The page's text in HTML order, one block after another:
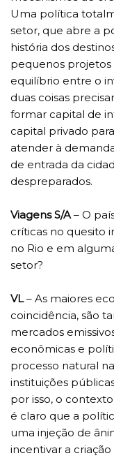
Uma política
setor, que abre a
história dos
pequenos projetos
equilíbrio entre o
duas coisas
formar capital de
capital privado
atender à
de entrada da
despreparados.
Viagens S/A– O
críticas no quesito
no Rio e em
setor?
VL– As maiores
coincidência, são
mercados
econômicas e
processo natural
instituições
por isso, o
é claro que a
uma injeção de
incentivar a